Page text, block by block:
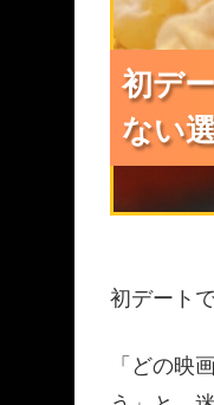
初デ
ない
初デ
ない
初デ
ない
初デート
「どの映